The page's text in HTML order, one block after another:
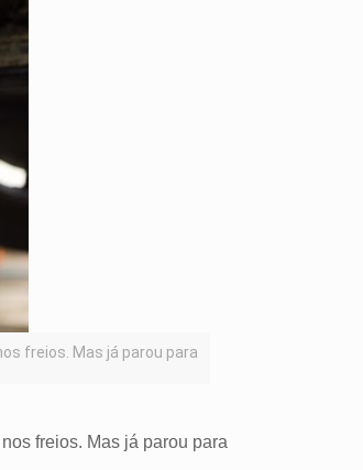
freios. Mas já parou para
freios. Mas já parou para